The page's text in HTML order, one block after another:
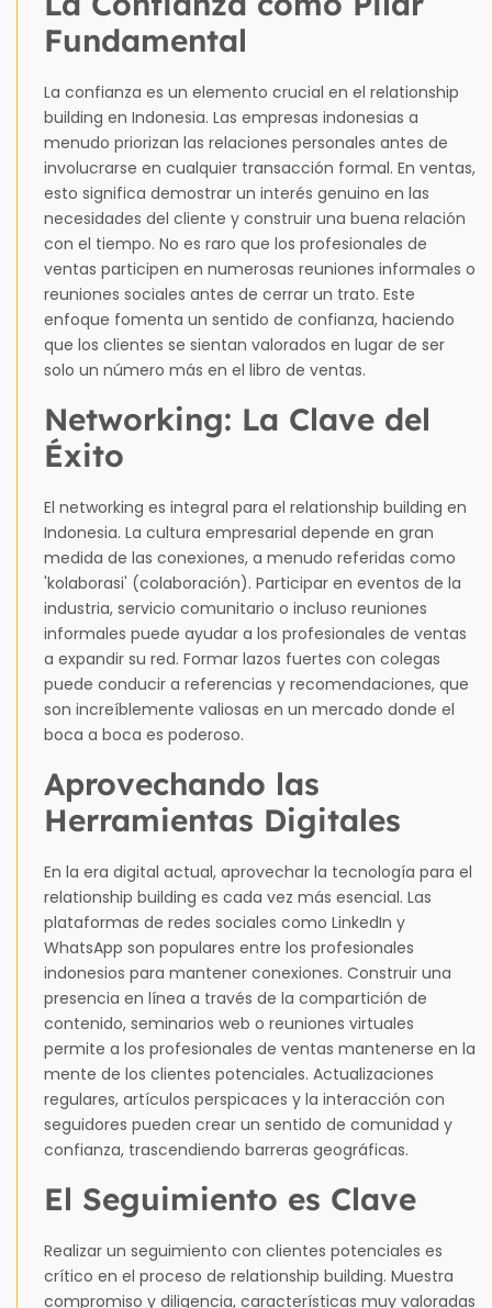
Fundamental
La confianza es un elemento crucial en el relationship
building en Indonesia. Las empresas indonesias a
menudo priorizan las relaciones personales antes de
involucrarse en cualquier transacción formal. En ventas,
esto significa demostrar un interés genuino en las
necesidades del cliente y construir una buena relación
con el tiempo. No es raro que los profesionales de
ventas participen en numerosas reuniones informales o
reuniones sociales antes de cerrar un trato. Este
enfoque fomenta un sentido de confianza, haciendo
que los clientes se sientan valorados en lugar de ser
solo un número más en el libro de ventas.
Networking: La Clave del
Éxito
El networking es integral para el relationship building en
Indonesia. La cultura empresarial depende en gran
medida de las conexiones, a menudo referidas como
'kolaborasi' (colaboración). Participar en eventos de la
industria, servicio comunitario o incluso reuniones
informales puede ayudar a los profesionales de ventas
a expandir su red. Formar lazos fuertes con colegas
puede conducir a referencias y recomendaciones, que
son increíblemente valiosas en un mercado donde el
boca a boca es poderoso.
Aprovechando las
Herramientas Digitales
En la era digital actual, aprovechar la tecnología para el
relationship building es cada vez más esencial. Las
plataformas de redes sociales como LinkedIn y
WhatsApp son populares entre los profesionales
indonesios para mantener conexiones. Construir una
presencia en línea a través de la compartición de
contenido, seminarios web o reuniones virtuales
permite a los profesionales de ventas mantenerse en la
mente de los clientes potenciales. Actualizaciones
regulares, artículos perspicaces y la interacción con
seguidores pueden crear un sentido de comunidad y
confianza, trascendiendo barreras geográficas.
El Seguimiento es Clave
Realizar un seguimiento con clientes potenciales es
crítico en el proceso de relationship building. Muestra
compromiso y diligencia, características muy valoradas